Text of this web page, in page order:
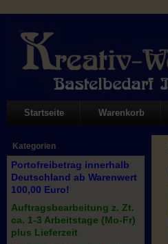
Startseite Warenkorb
Kategorien
Portofreibetrag innerhalb
Deutschland ab Warenwert
100,00 Euro!
Auftragsbearbeitung z. Zt.
ca. 1-3 Arbeitstage (Mo-Fr)
plus Lieferzeit